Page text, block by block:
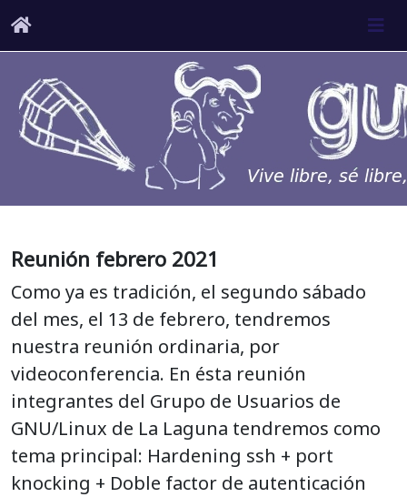
Reunión febrero 2021
Como ya es tradición, el segundo sábado
del mes, el 13 de febrero, tendremos
nuestra reunión ordinaria, por
videoconferencia. En ésta reunión
integrantes del Grupo de Usuarios de
GNU/Linux de La Laguna tendremos como
tema principal: Hardening ssh + port
knocking + Doble factor de autenticación